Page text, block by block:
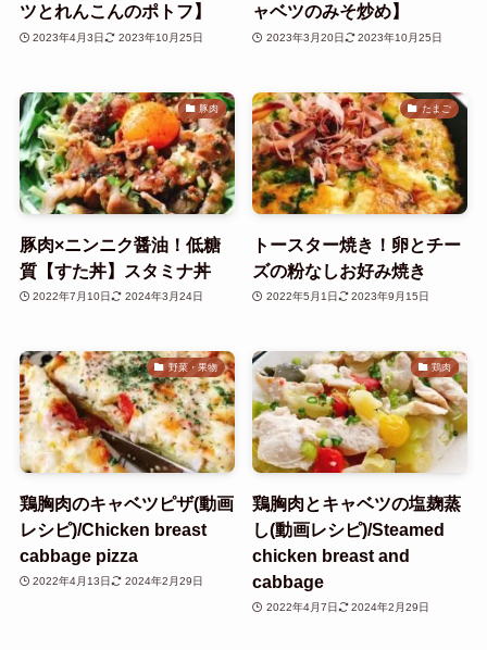
ツとれんこんのポトフ】
2023年4月3日 2023年10月25日
ャベツのみそ炒め】
2023年3月20日 2023年10月25日
豚肉
豚肉×ニンニク醤油！低糖
質【すた丼】スタミナ丼
2022年7月10日 2024年3月24日
たまご
トースター焼き！卵とチー
ズの粉なしお好み焼き
2022年5月1日 2023年9月15日
野菜・果物
鶏胸肉のキャベツピザ(動画
レシピ)/Chicken breast
cabbage pizza
2022年4月13日 2024年2月29日
鶏肉
鶏胸肉とキャベツの塩麹蒸
し(動画レシピ)/Steamed
chicken breast and
cabbage
2022年4月7日 2024年2月29日